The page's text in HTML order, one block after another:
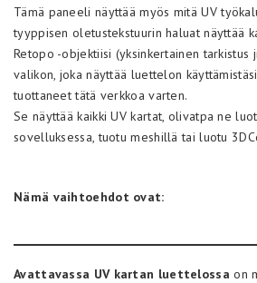
Tämä paneeli näyttää myös mitä UV
tyyppisen oletustekstuurin haluat näyttää
Retopo -objektiisi (yksinkertainen tarkistus
valikon, joka näyttää luettelon
tuottaneet tätä verkkoa varten.
Se näyttää kaikki UV kartat, olivatpa ne
sovelluksessa, tuotu meshillä tai luotu
Nämä vaihtoehdot ovat:
Avattavassa UV kartan luettelossa on